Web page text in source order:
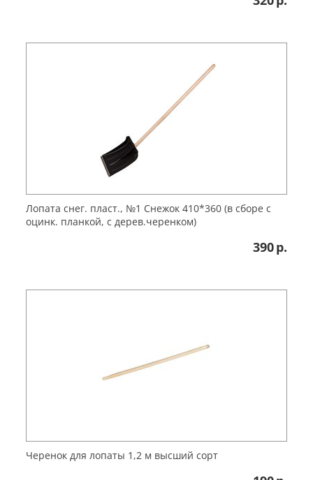
Лопата снег. пласт., №1 Снежок 410*360 (в сборе с
оцинк. планкой, с дерев.черенком)
390р.
Черенок для лопаты 1,2 м высший сорт